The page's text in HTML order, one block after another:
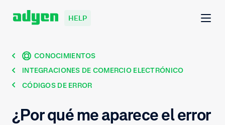
HELP
CONOCIMIENTOS
INTEGRACIONES DE COMERCIO ELECTRÓNICO
CÓDIGOS DE ERROR
¿Por qué me aparece el error